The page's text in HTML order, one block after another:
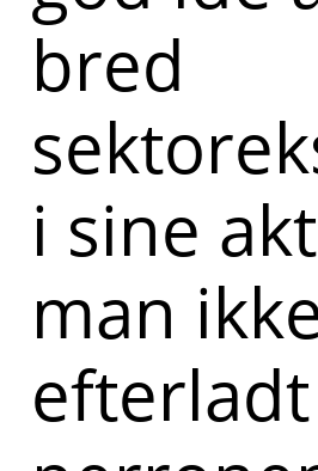
bred
i sine
man